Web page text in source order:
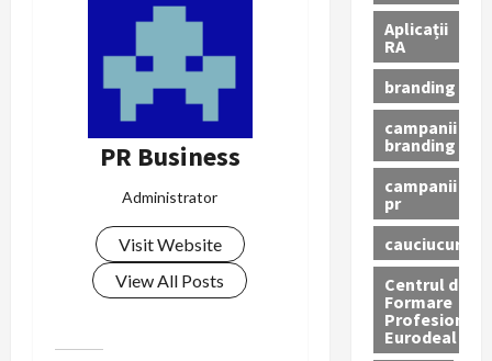
PR Business
Administrator
Visit Website
View All Posts
Aplicații
RA
branding
campanii
branding
campanii
pr
cauciucuri
Centrul de
Formare
Profesionala
Eurodeal